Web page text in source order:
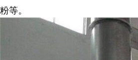
粉等。